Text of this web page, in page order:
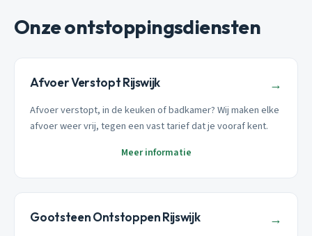
Onze ontstoppingsdiensten
Afvoer Verstopt Rijswijk →
Afvoer verstopt, in de keuken of badkamer? Wij maken elke
afvoer weer vrij, tegen een vast tarief dat je vooraf kent.
Meer informatie
Gootsteen Ontstoppen Rijswijk →